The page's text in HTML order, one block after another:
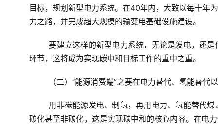
目标，规划新型电力系统。在40年内，大致以每十年
力之路，并完成超大规模的输变电基础设施建设。
要建立这样的新型电力系统，无论是发电，还
环节，这将成为实现碳中和目标工作的重中之重。
（二）“能源消费端”之要在电力替代、氢能替代
用非碳能源发电、制氢，再用电力、氢能替代
碳化甚至非碳化，这是实现碳中和的核心内容。在电